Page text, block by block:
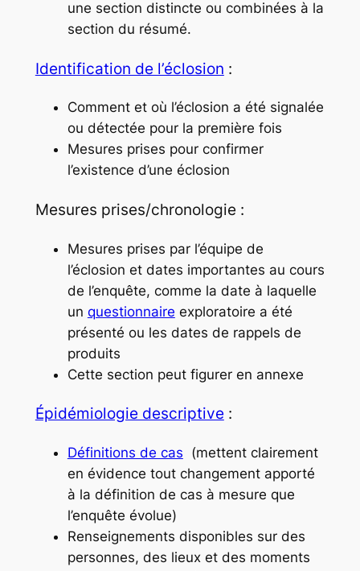
une section distincte ou combinées à la
section du résumé.
Identification de l’éclosion :
Comment et où l’éclosion a été signalée
ou détectée pour la première fois
Mesures prises pour confirmer
l’existence d’une éclosion
Mesures prises/chronologie :
Mesures prises par l’équipe de
l’éclosion et dates importantes au cours
de l’enquête, comme la date à laquelle
un questionnaire exploratoire a été
présenté ou les dates de rappels de
produits
Cette section peut figurer en annexe
Épidémiologie descriptive :
Définitions de cas (mettent clairement
en évidence tout changement apporté
à la définition de cas à mesure que
l’enquête évolue)
Renseignements disponibles sur des
personnes, des lieux et des moments